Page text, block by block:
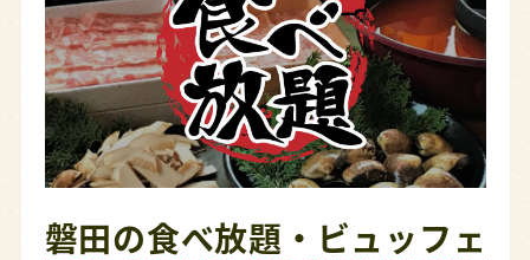
磐田の食べ放題・ビュッフェ